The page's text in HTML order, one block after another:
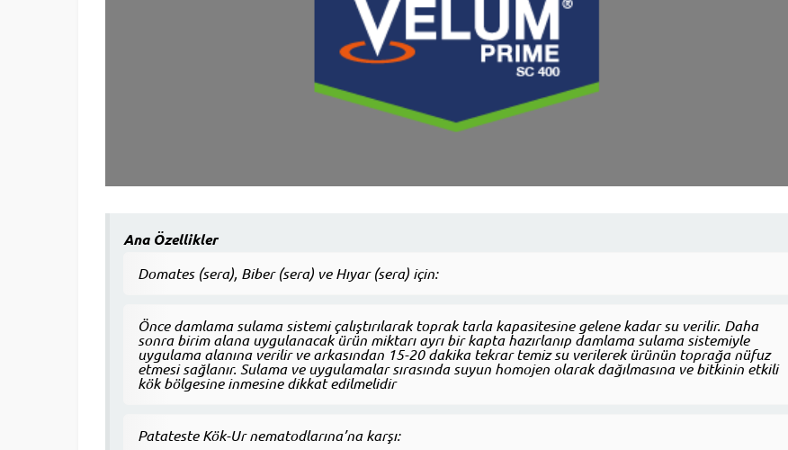
Ana Özellikler
Domates (sera), Biber (sera) ve Hıyar (sera) için:
Önce damlama sulama sistemi çalıştırılarak toprak tarla kapasitesine gelene kadar su verilir. Daha
sonra birim alana uygulanacak ürün miktarı ayrı bir kapta hazırlanıp damlama sulama sistemiyle
uygulama alanına verilir ve arkasından 15-20 dakika tekrar temiz su verilerek ürünün toprağa nüfuz
etmesi sağlanır. Sulama ve uygulamalar sırasında suyun homojen olarak dağılmasına ve bitkinin etkili
kök bölgesine inmesine dikkat edilmelidir
Patateste Kök-Ur nematodlarına’na karşı: